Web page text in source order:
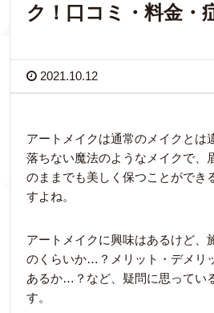
ク！口コミ・料金・
2021.10.12
アートメイクは通常のメイクとは
落ちない魔法のようなメイクで、
のままでも美しく保つことができ
すよね。
アートメイクに興味はあるけど、
のくらいか…？メリット・デメリ
あるか…？など、疑問に思ってい
す。